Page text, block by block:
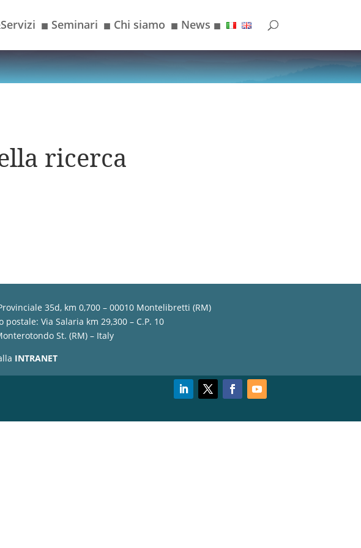
■ Seminari ■ Chi siamo ■ News ■
ricerca
35d, km 0,700 – 00010 Montelibretti (RM)
postale: Via Salaria km 29,300 – C.P. 10
St. (RM) – Italy
INTRANET